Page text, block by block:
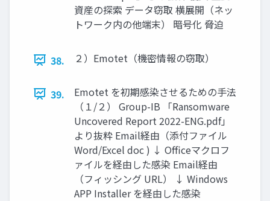
資産の探索 データ窃取 横展開（ネッ
トワーク内の他端末） 暗号化 脅迫
38. ２）Emotet（機密情報の窃取）
39.
Emotet を初期感染させるための手法
（１/２） Group-IB 「Ransomware
Uncovered Report 2022-ENG.pdf」
より抜粋 Email経由（添付ファイル
Word/Excel doc ) ↓ Officeマクロフ
ァイルを経由した感染 Email経由
（フィッシング URL） ↓ Windows
APP Installer を経由した感染